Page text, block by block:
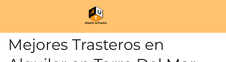
Mejores Trasteros en